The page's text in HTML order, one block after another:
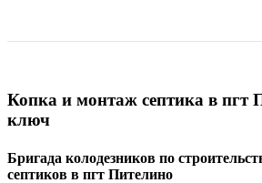
Копка и монтаж септика в пгт
ключ
Бригада колодезников по
септиков в пгт Пителино